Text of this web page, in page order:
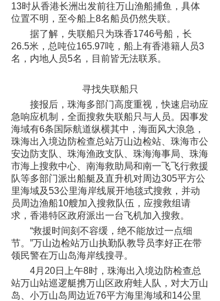
13时从香港长洲出发前往万山渔船捕鱼，具体
位置不明，至今船上8名船员仍然失联。
据了解，失联船只为珠香1746号船，长
26.5米，总吨位165.97吨，船上有香港籍人员3
名，内地人员5名，目前皆无法联系。
寻找失联船只
接报后，珠海多部门高度重视，快速启动应
急响应机制，全面搜救失联船只与人员。因事发
海域有6条国际航道纵横其中，海面风大浪急，
珠海出入境边防检查总站万山边检站、珠海市公
安边防支队、珠海渔政支队、珠海海事局、珠海
市海上搜救中心、南海救助局和南一飞飞行救援
队等多部门派出船艇及直升机对周边305平方公
里海域及53公里海岸线展开地毯式搜救，并动
员周边渔船10艘加入搜救队伍，应搜救组请
求，香港特区政府派出一台飞机加入搜救。
“救援时间刻不容缓，绝不能放过一点细
节。”万山边检站万山执勤队教导员李好正在带
领民警在万山岛海岸线搜寻。
4月20日上午8时，珠海出入境边防检查总
站万山站巡逻艇携万山区政府蛙人队，对大万山
岛、小万山岛周边近76平方海里海域和14公里